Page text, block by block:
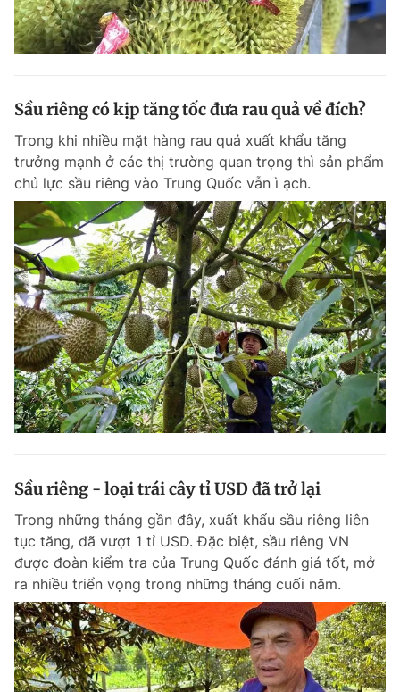
Sầu riêng có kịp tăng tốc đưa rau quả về đích?
Trong khi nhiều mặt hàng rau quả xuất khẩu tăng
trưởng mạnh ở các thị trường quan trọng thì sản phẩm
chủ lực sầu riêng vào Trung Quốc vẫn ì ạch.
Sầu riêng - loại trái cây tỉ USD đã trở lại
Trong những tháng gần đây, xuất khẩu sầu riêng liên
tục tăng, đã vượt 1 tỉ USD. Đặc biệt, sầu riêng VN
được đoàn kiểm tra của Trung Quốc đánh giá tốt, mở
ra nhiều triển vọng trong những tháng cuối năm.